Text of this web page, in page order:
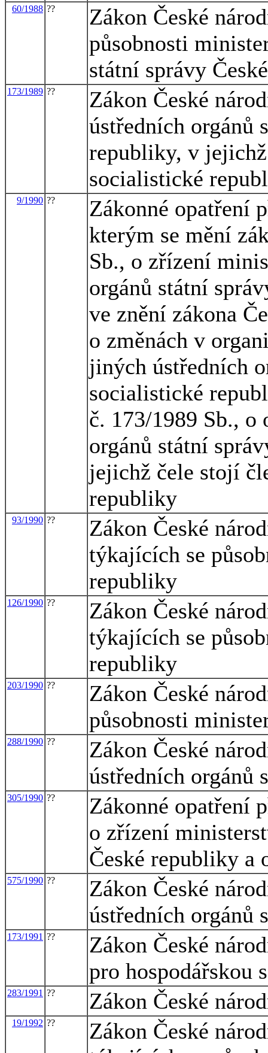
60/1988 ??
Zákon České
působnosti
státní správy
173/1989 ??
Zákon České
ústředních orgánů
republiky, v
socialistické
9/1990 ??
Zákonné opatření
kterým se mění
Sb., o zřízení
orgánů státní
ve znění zákona
o změnách v
jiných ústředních
socialistické
č. 173/1989 Sb., o
orgánů státní
jejichž čele stojí
republiky
93/1990 ??
Zákon České
týkajících se
republiky
126/1990 ??
Zákon České
týkajících se
republiky
203/1990 ??
Zákon České
působnosti
288/1990 ??
Zákon České
ústředních orgánů
305/1990 ??
Zákonné opatření
o zřízení
České republiky a
575/1990 ??
Zákon České
ústředních orgánů
173/1991 ??
Zákon České
pro hospodářskou
283/1991 ?? Zákon České
19/1992 ??
Zákon České